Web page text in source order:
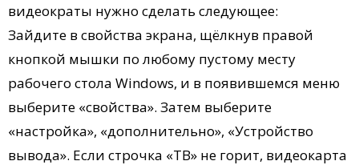
видеократы нужно сделать следующее:
Зайдите в свойства экрана, щёлкнув правой
кнопкой мышки по любому пустому месту
рабочего стола Windows, и в появившемся меню
выберите «свойства». Затем выберите
«настройка», «дополнительно», «Устройство
вывода». Если строчка «ТВ» не горит, видеокарта